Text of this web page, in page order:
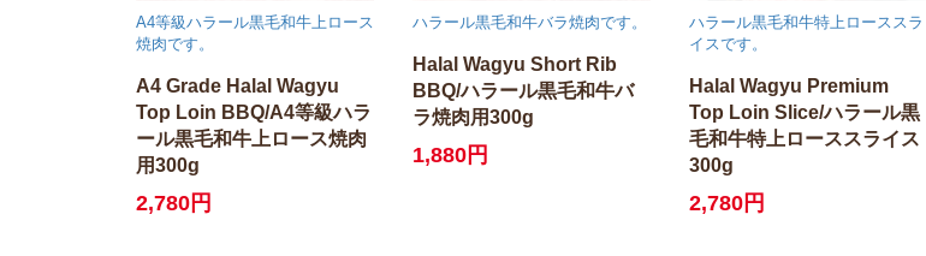
A4等級ハラール黒毛和牛上ロース
焼肉です。
A4 Grade Halal Wagyu
Top Loin BBQ/A4等級ハラ
ール黒毛和牛上ロース焼肉
用300g
2,780円
ハラール黒毛和牛バラ焼肉です。
Halal Wagyu Short Rib
BBQ/ハラール黒毛和牛バ
ラ焼肉用300g
1,880円
ハラール黒毛和牛特上ローススラ
イスです。
Halal Wagyu Premium
Top Loin Slice/ハラール黒
毛和牛特上ローススライス
300g
2,780円